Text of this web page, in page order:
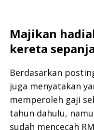
Majikan
kereta
Berdasarkan
juga menyatakan
memperoleh gaji
tahun dahulu,
sudah mencecah